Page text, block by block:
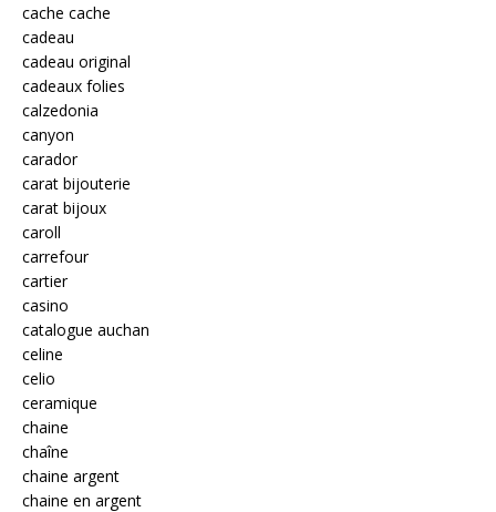
cache cache
cadeau
cadeau original
cadeaux folies
calzedonia
canyon
carador
carat bijouterie
carat bijoux
caroll
carrefour
cartier
casino
catalogue auchan
celine
celio
ceramique
chaine
chaîne
chaine argent
chaine en argent